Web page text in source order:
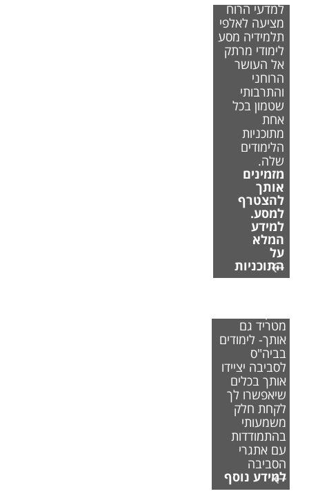
למדעי הרוח
מציעה לאלפי
תלמידיה מסע
לימודי מרתק
אל העושר
הרוחני
והתרבותי
שטמון בכל
אחת
מתוכניות
הלימודים
שלה.
מזמינים
אותך
להצטרף
למסע.
למידע
המלא
על
התוכניות
מטריד גם
אותך- לימודים
בביה"ס
לסביבה יציידו
אותך בכלים
שיאפשרו לך
לקחת חלק
משמעותי
בהתמודדות
עם אתגרי
הסביבה
למידע נוסף